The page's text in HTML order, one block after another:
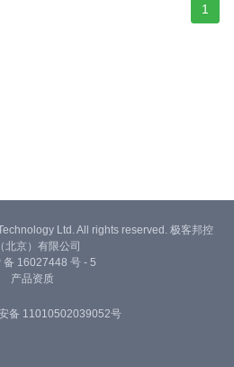
1
Ltd. All rights reserved. 极客邦控
北京）有限公司
备 16027448 号 - 5
产品资质
备 11010502039052号